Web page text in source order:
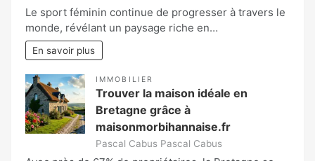
Le sport féminin continue de progresser à travers le
monde, révélant un paysage riche en…
En savoir plus
IMMOBILIER
Trouver la maison idéale en
Bretagne grâce à
maisonmorbihannaise.fr
Pascal Cabus Pascal Cabus